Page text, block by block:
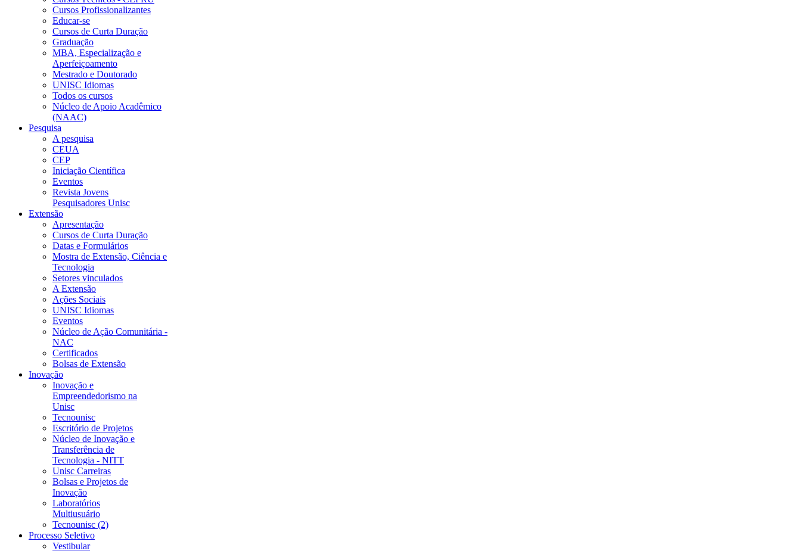
Cursos Profissionalizantes
Educar-se
Cursos de Curta Duração
Graduação
MBA, Especialização e
Aperfeiçoamento
Mestrado e Doutorado
UNISC Idiomas
Todos os cursos
Núcleo de Apoio Acadêmico
(NAAC)
Pesquisa
A pesquisa
CEUA
CEP
Iniciação Científica
Eventos
Revista Jovens
Pesquisadores Unisc
Extensão
Apresentação
Cursos de Curta Duração
Datas e Formulários
Mostra de Extensão, Ciência e
Tecnologia
Setores vinculados
A Extensão
Ações Sociais
UNISC Idiomas
Eventos
Núcleo de Ação Comunitária -
NAC
Certificados
Bolsas de Extensão
Inovação
Inovação e
Empreendedorismo na
Unisc
Tecnounisc
Escritório de Projetos
Núcleo de Inovação e
Transferência de
Tecnologia - NITT
Unisc Carreiras
Bolsas e Projetos de
Inovação
Laboratórios
Multiusuário
Tecnounisc (2)
Processo Seletivo
Vestibular